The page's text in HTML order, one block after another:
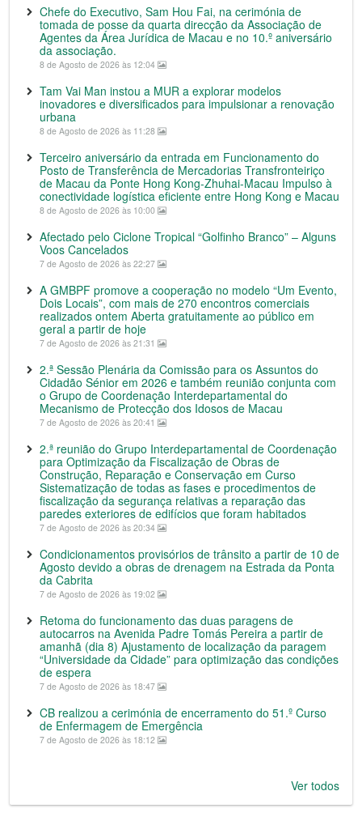
Chefe do Executivo, Sam Hou Fai, na cerimónia de
tomada de posse da quarta direcção da Associação de
Agentes da Área Jurídica de Macau e no 10.º aniversário
da associação.
8 de Agosto de 2026 às 12:04
Tam Vai Man instou a MUR a explorar modelos
inovadores e diversificados para impulsionar a renovação
urbana
8 de Agosto de 2026 às 11:28
Terceiro aniversário da entrada em Funcionamento do
Posto de Transferência de Mercadorias Transfronteiriço
de Macau da Ponte Hong Kong-Zhuhai-Macau Impulso à
conectividade logística eficiente entre Hong Kong e Macau
8 de Agosto de 2026 às 10:00
Afectado pelo Ciclone Tropical “Golfinho Branco” – Alguns
Voos Cancelados
7 de Agosto de 2026 às 22:27
A GMBPF promove a cooperação no modelo “Um Evento,
Dois Locais”, com mais de 270 encontros comerciais
realizados ontem Aberta gratuitamente ao público em
geral a partir de hoje
7 de Agosto de 2026 às 21:31
2.ª Sessão Plenária da Comissão para os Assuntos do
Cidadão Sénior em 2026 e também reunião conjunta com
o Grupo de Coordenação Interdepartamental do
Mecanismo de Protecção dos Idosos de Macau
7 de Agosto de 2026 às 20:41
2.ª reunião do Grupo Interdepartamental de Coordenação
para Optimização da Fiscalização de Obras de
Construção, Reparação e Conservação em Curso
Sistematização de todas as fases e procedimentos de
fiscalização da segurança relativas a reparação das
paredes exteriores de edifícios que foram habitados
7 de Agosto de 2026 às 20:34
Condicionamentos provisórios de trânsito a partir de 10 de
Agosto devido a obras de drenagem na Estrada da Ponta
da Cabrita
7 de Agosto de 2026 às 19:02
Retoma do funcionamento das duas paragens de
autocarros na Avenida Padre Tomás Pereira a partir de
amanhã (dia 8) Ajustamento de localização da paragem
“Universidade da Cidade” para optimização das condições
de espera
7 de Agosto de 2026 às 18:47
CB realizou a cerimónia de encerramento do 51.º Curso
de Enfermagem de Emergência
7 de Agosto de 2026 às 18:12
Ver todos